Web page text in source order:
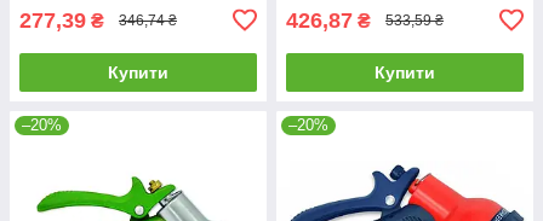
277,39 ₴ 346,74 ₴
Купити
426,87 ₴ 533,59 ₴
Купити
–20% –20%